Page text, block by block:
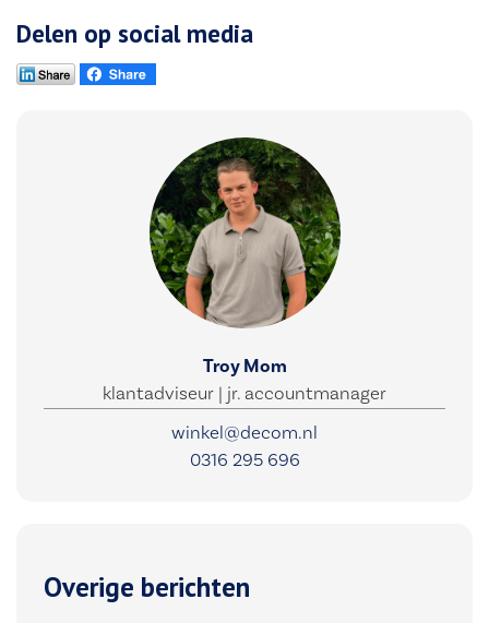
Delen op social media
Troy Mom
klantadviseur | jr. accountmanager
winkel@decom.nl
0316 295 696
Overige berichten